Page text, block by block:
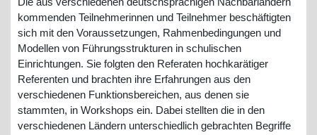
kommenden Teilnehmerinnen und Teilnehmer beschäftigten
sich mit den Voraussetzungen, Rahmenbedingungen und
Modellen von Führungsstrukturen in schulischen
Einrichtungen. Sie folgten den Referaten hochkarätiger
Referenten und brachten ihre Erfahrungen aus den
verschiedenen Funktionsbereichen, aus denen sie
stammten, in Workshops ein. Dabei stellten die in den
verschiedenen Ländern unterschiedlich gebrachten Begriffe